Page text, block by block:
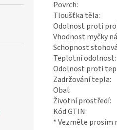
Povrch:
Tloušťka těla:
Odolnost proti
Vhodnost myčky
Schopnost
Teplotní odolnost:
Odolnost proti
Zadržování tepla:
Obal:
Životní prostředí:
Kód GTIN:
* Vezměte prosím